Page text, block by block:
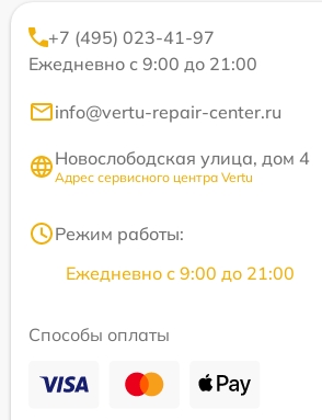
+7 (495) 023-41-97
Ежедневно с 9:00 до 21:00
info@vertu-repair-center.ru
Новослободская улица, дом 4
Адрес сервисного центра Vertu
Режим работы:
Ежедневно с 9:00 до 21:00
Способы оплаты